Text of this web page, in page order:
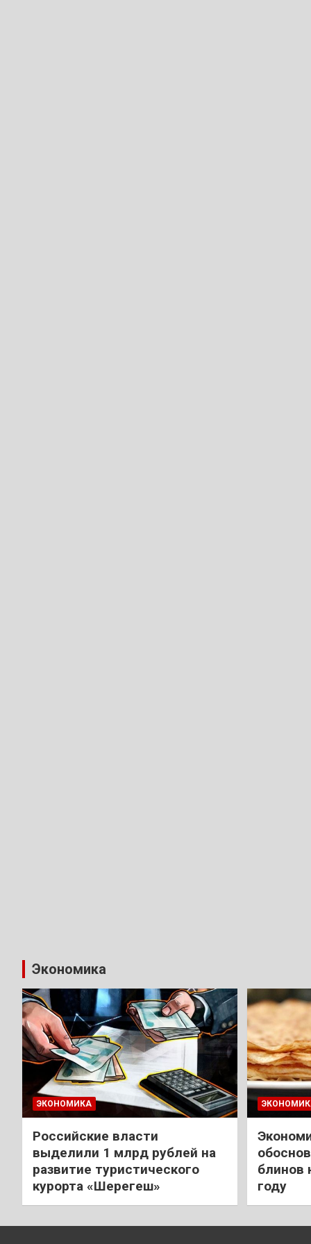
Экономика
ЭКОНОМИКА
Российские власти
выделили 1 млрд рублей на
развитие туристического
курорта «Шерегеш»
блинов
году